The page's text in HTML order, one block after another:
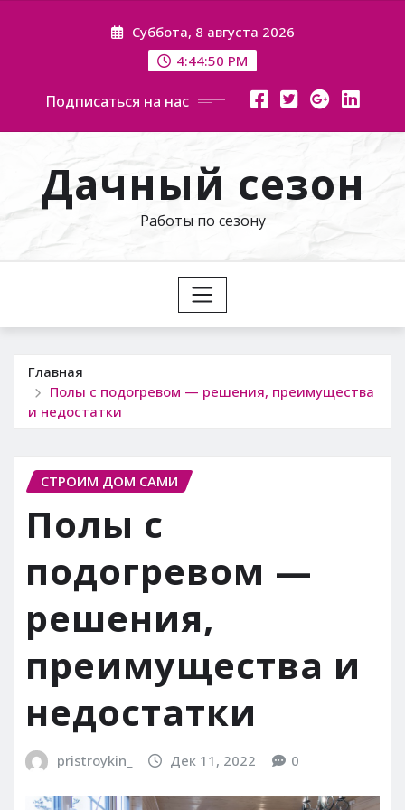
Суббота, 8 августа 2026
4:44:51 PM
Подписаться на нас
Дачный сезон
Работы по сезону
Главная
Полы с подогревом — решения, преимущества
и недостатки
СТРОИМ ДОМ САМИ
Полы с
подогревом —
решения,
преимущества и
недостатки
pristroykin_ Дек 11, 2022 0